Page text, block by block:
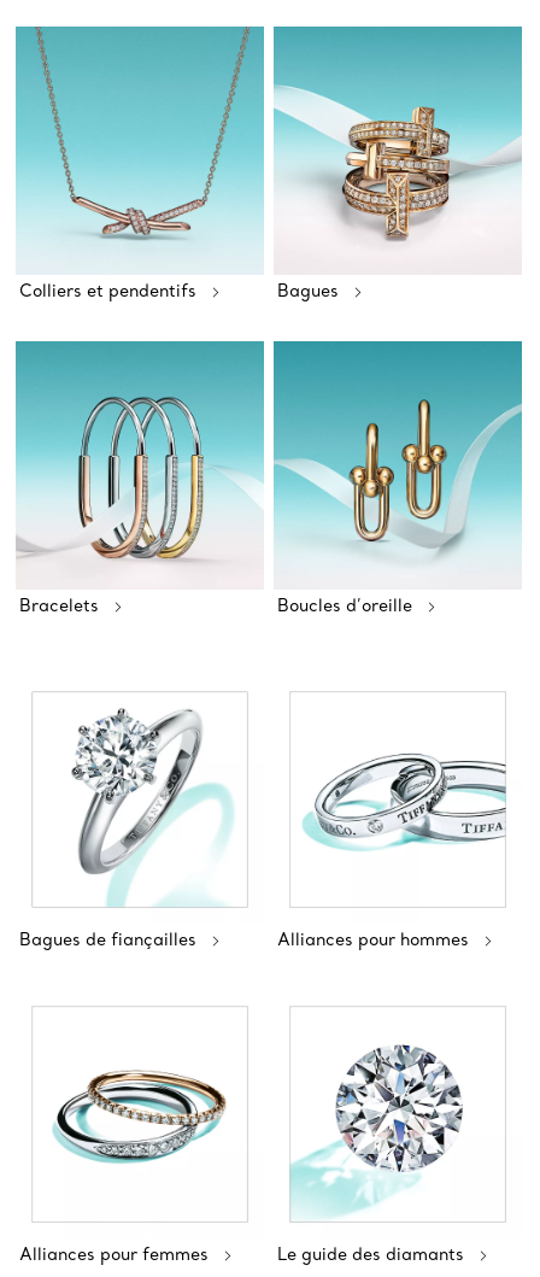
Colliers et pendentifs Bagues
Bracelets Boucles d’oreille
Bagues de fiançailles Alliances pour hommes
Alliances pour femmes Le guide des diamants